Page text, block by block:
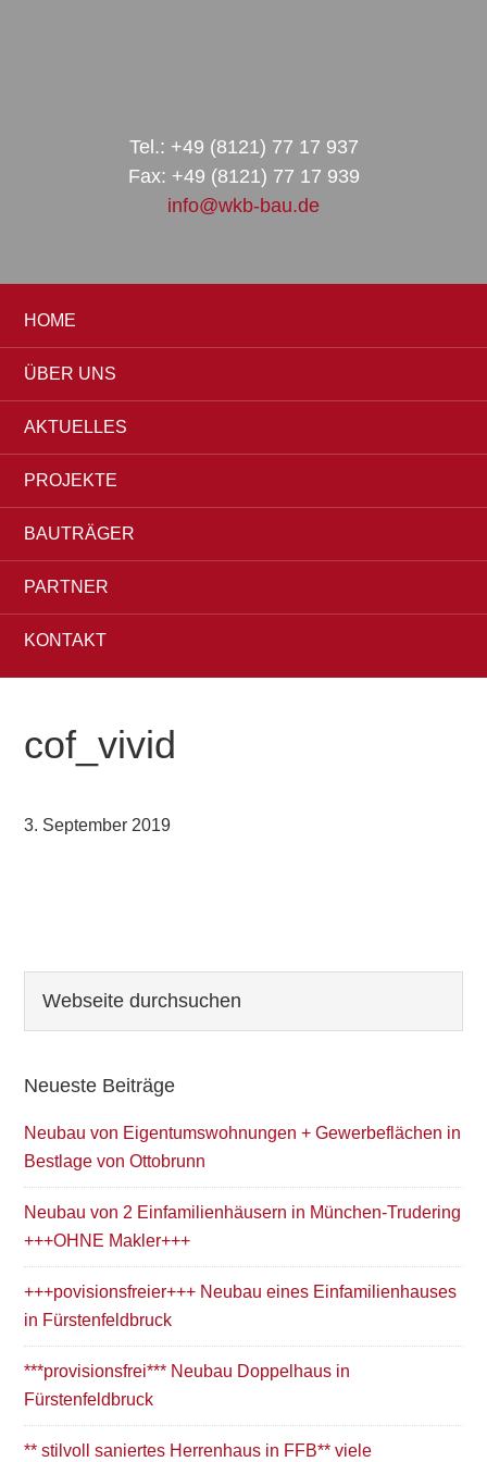
Tel.: +49 (8121) 77 17 937
Fax: +49 (8121) 77 17 939
info@wkb-bau.de
HOME
ÜBER UNS
AKTUELLES
PROJEKTE
BAUTRÄGER
PARTNER
KONTAKT
cof_vivid
3. September 2019
Seitenspalte
durchsuchen
Neueste Beiträge
Neubau von Eigentumswohnungen + Gewerbeflächen in
Bestlage von Ottobrunn
Neubau von 2 Einfamilienhäusern in München-Trudering
+++OHNE Makler+++
+++povisionsfreier+++ Neubau eines Einfamilienhauses
in Fürstenfeldbruck
***provisionsfrei*** Neubau Doppelhaus in
Fürstenfeldbruck
** stilvoll saniertes Herrenhaus in FFB** viele